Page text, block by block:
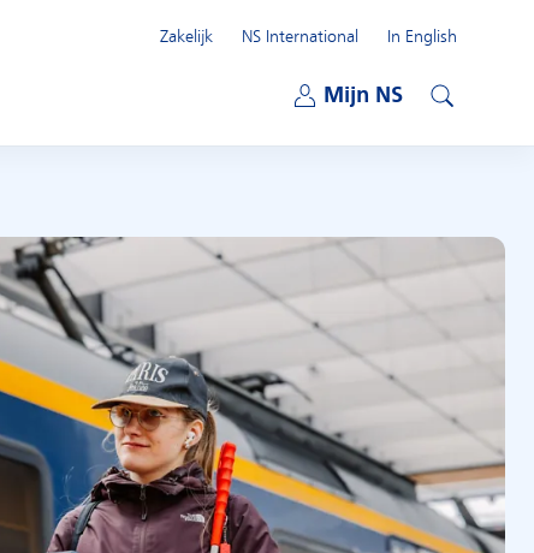
Mijn NS
Zakelijk
NS International
In English